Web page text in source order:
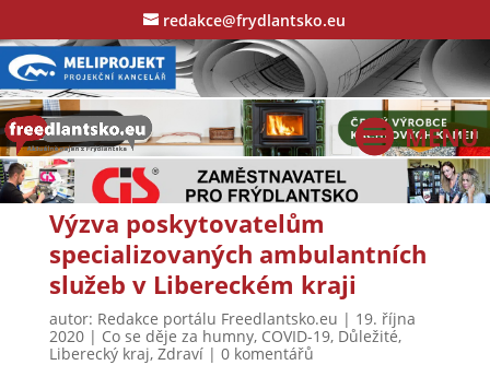
redakce@frydlantsko.eu
Výzva poskytovatelům
specializovaných ambulantních
služeb v Libereckém kraji
autor: Redakce portálu Freedlantsko.eu | 19. října
2020| Co se děje za humny, COVID-19, Důležité,
Liberecký kraj, Zdraví| 0 komentářů